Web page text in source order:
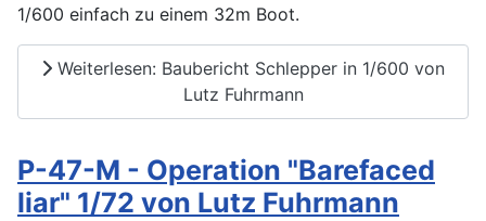
1/600 einfach zu einem 32m Boot.
Weiterlesen: Baubericht Schlepper in 1/600 von
Lutz Fuhrmann
P-47-M - Operation "Barefaced
liar" 1/72 von Lutz Fuhrmann